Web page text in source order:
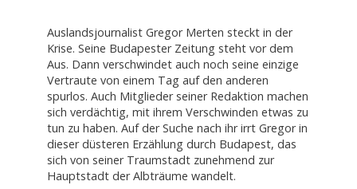
Auslandsjournalist Gregor Merten steckt in der
Krise. Seine Budapester Zeitung steht vor dem
Aus. Dann verschwindet auch noch seine einzige
Vertraute von einem Tag auf den anderen
spurlos. Auch Mitglieder seiner Redaktion machen
sich verdächtig, mit ihrem Verschwinden etwas zu
tun zu haben. Auf der Suche nach ihr irrt Gregor in
dieser düsteren Erzählung durch Budapest, das
sich von seiner Traumstadt zunehmend zur
Hauptstadt der Albträume wandelt.